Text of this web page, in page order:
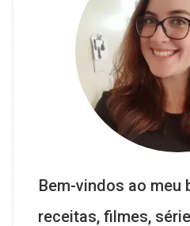
Bem-vindos ao meu
receitas, filmes,